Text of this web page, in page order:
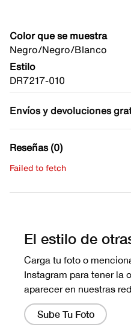
Color que se muestra
Negro/Negro/Blanco
Estilo
DR7217-010
Envíos y devoluciones
Reseñas (0)
Failed to fetch